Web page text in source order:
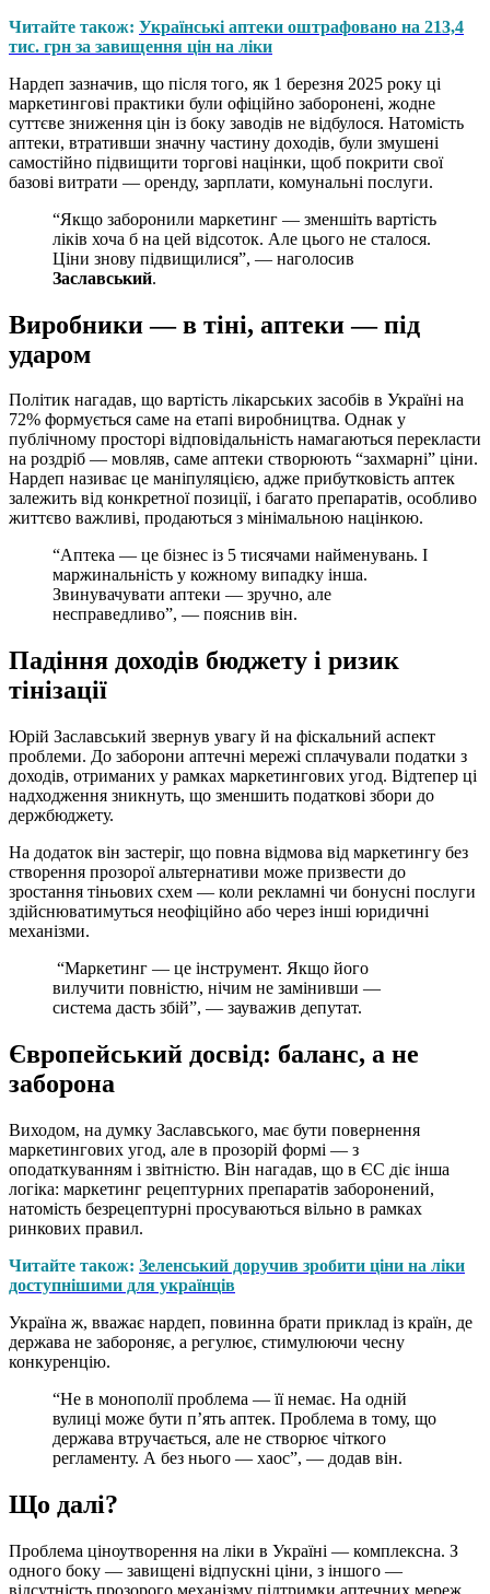
Читайте також: Українські аптеки оштрафовано на 213,4
тис. грн за завищення цін на ліки
Нардеп зазначив, що після того, як 1 березня 2025 року ці
маркетингові практики були офіційно заборонені, жодне
суттєве зниження цін із боку заводів не відбулося. Натомість
аптеки, втративши значну частину доходів, були змушені
самостійно підвищити торгові націнки, щоб покрити свої
базові витрати — оренду, зарплати, комунальні послуги.
“Якщо заборонили маркетинг — зменшіть вартість
ліків хоча б на цей відсоток. Але цього не сталося.
Ціни знову підвищилися”, — наголосив
Заславський.
Виробники — в тіні, аптеки — під
ударом
Політик нагадав, що вартість лікарських засобів в Україні на
72% формується саме на етапі виробництва. Однак у
публічному просторі відповідальність намагаються перекласти
на роздріб — мовляв, саме аптеки створюють “захмарні” ціни.
Нардеп називає це маніпуляцією, адже прибутковість аптек
залежить від конкретної позиції, і багато препаратів, особливо
життєво важливі, продаються з мінімальною націнкою.
“Аптека — це бізнес із 5 тисячами найменувань. І
маржинальність у кожному випадку інша.
Звинувачувати аптеки — зручно, але
несправедливо”, — пояснив він.
Падіння доходів бюджету і ризик
тінізації
Юрій Заславський звернув увагу й на фіскальний аспект
проблеми. До заборони аптечні мережі сплачували податки з
доходів, отриманих у рамках маркетингових угод. Відтепер ці
надходження зникнуть, що зменшить податкові збори до
держбюджету.
На додаток він застеріг, що повна відмова від маркетингу без
створення прозорої альтернативи може призвести до
зростання тіньових схем — коли рекламні чи бонусні послуги
здійснюватимуться неофіційно або через інші юридичні
механізми.
“Маркетинг — це інструмент. Якщо його
вилучити повністю, нічим не замінивши —
система дасть збій”, — зауважив депутат.
Європейський досвід: баланс, а не
заборона
Виходом, на думку Заславського, має бути повернення
маркетингових угод, але в прозорій формі — з
оподаткуванням і звітністю. Він нагадав, що в ЄС діє інша
логіка: маркетинг рецептурних препаратів заборонений,
натомість безрецептурні просуваються вільно в рамках
ринкових правил.
Читайте також: Зеленський доручив зробити ціни на ліки
доступнішими для українців
Україна ж, вважає нардеп, повинна брати приклад із країн, де
держава не забороняє, а регулює, стимулюючи чесну
конкуренцію.
“Не в монополії проблема — її немає. На одній
вулиці може бути п’ять аптек. Проблема в тому, що
держава втручається, але не створює чіткого
регламенту. А без нього — хаос”, — додав він.
Що далі?
Проблема ціноутворення на ліки в Україні — комплексна. З
одного боку — завищені відпускні ціни, з іншого —
відсутність прозорого механізму підтримки аптечних мереж